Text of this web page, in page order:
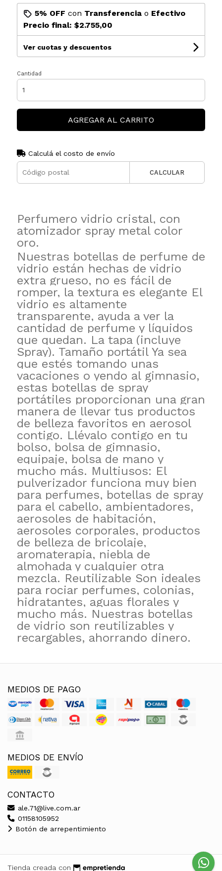
5% OFF con Transferenciao Efectivo
Precio final: $2.755,00
Ver cuotas y descuentos
Cantidad
AGREGAR AL CARRITO
Calculá el costo de envío
CALCULAR
Perfumero vidrio cristal, con
atomizador spray metal color
oro.
Nuestras botellas de perfume de
vidrio están hechas de vidrio
extra grueso, no es fácil de
romper, la textura es elegante El
vidrio es altamente
transparente, ayuda a ver la
cantidad de perfume y líquidos
que quedan. La tapa (incluye
Spray). Tamaño portátil Ya sea
que estés tomando unas
vacaciones o yendo al gimnasio,
estas botellas de spray
portátiles proporcionan una gran
manera de llevar tus productos
de belleza favoritos en aerosol
contigo. Llévalo contigo en tu
bolso, bolsa de gimnasio,
equipaje, bolsa de mano y
mucho más. Multiusos: El
pulverizador funciona muy bien
para perfumes, botellas de spray
para el cabello, ambientadores,
aerosoles de habitación,
aerosoles corporales, productos
de belleza de bricolaje,
aromaterapia, niebla de
almohada y cualquier otra
mezcla. Reutilizable Son ideales
para rociar perfumes, colonias,
hidratantes, aguas florales y
mucho más. Nuestras botellas
de vidrio son reutilizables y
recargables, ahorrando dinero.
MEDIOS DE PAGO
MEDIOS DE ENVÍO
CONTACTO
ale.71@live.com.ar
01158105952
Botón de arrepentimiento
Tienda creada con